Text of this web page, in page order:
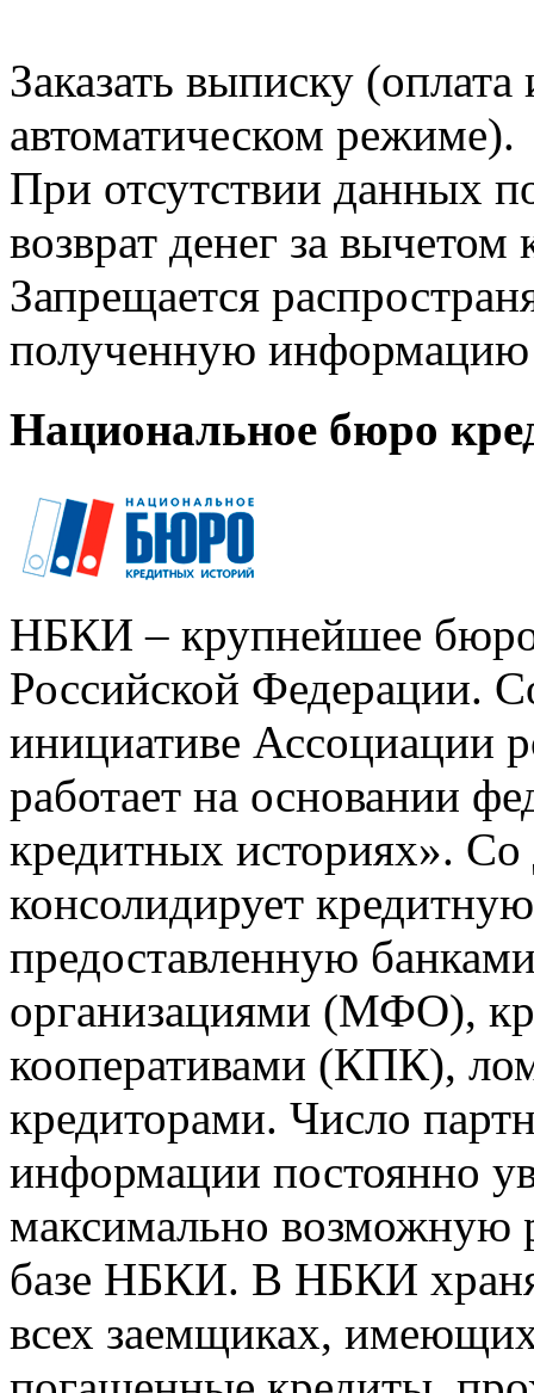
Заказать выписку
автоматическом режиме).
При отсутствии данных
возврат денег за
Запрещается
полученную информацию
Национальное бюро
НБКИ – крупнейшее
Российской Федерации.
инициативе Ассоциации
работает на основании
кредитных историях».
консолидирует
предоставленную
организациями (МФО),
кооперативами (КПК),
кредиторами. Число
информации постоянно
максимально возможную
базе НБКИ. В НБКИ
всех заемщиках,